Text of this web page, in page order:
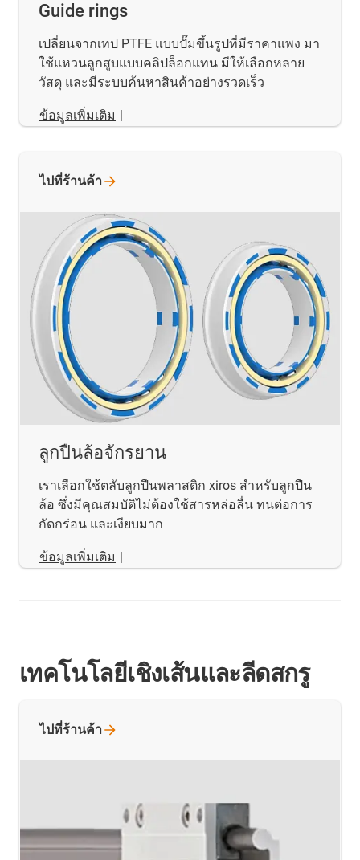
Guide rings
เปลี่ยนจากเทป PTFE แบบปั๊มขึ้นรูปที่มีราคาแพง มา
ใช้แหวนลูกสูบแบบคลิปล็อกแทน มีให้เลือกหลาย
วัสดุ และมีระบบค้นหาสินค้าอย่างรวดเร็ว
ข้อมูลเพิ่มเติม
ลูกปืนล้อจักรยาน
เราเลือกใช้ตลับลูกปืนพลาสติก xiros สำหรับลูกปืน
ล้อ ซึ่งมีคุณสมบัติไม่ต้องใช้สารหล่อลื่น ทนต่อการ
กัดกร่อน และเงียบมาก
ข้อมูลเพิ่มเติม
ไปที่ร้านค้า
เทคโนโลยีเชิงเส้นและลีดสกรู
ไปที่ร้านค้า